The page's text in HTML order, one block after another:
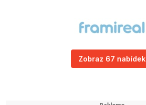
Zobraz 67 nabídek